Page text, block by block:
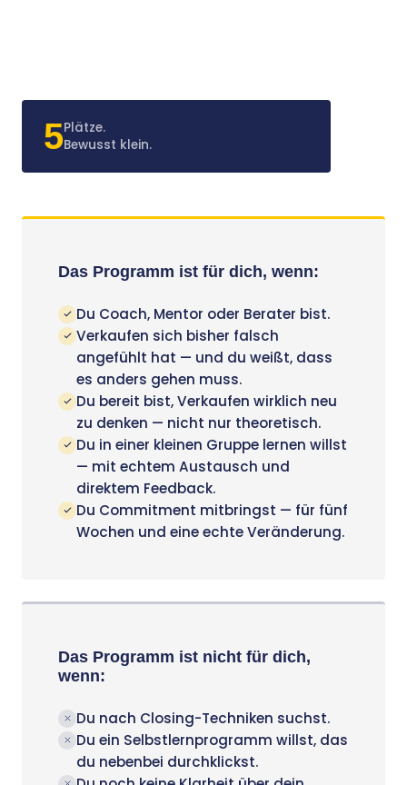
5Plätze.
Bewusst klein.
Das Programm ist für dich, wenn:
Du Coach, Mentor oder Berater bist.
Verkaufen sich bisher falsch
angefühlt hat — und du weißt, dass
es anders gehen muss.
Du bereit bist, Verkaufen wirklich neu
zu denken — nicht nur theoretisch.
Du in einer kleinen Gruppe lernen willst
— mit echtem Austausch und
direktem Feedback.
Du Commitment mitbringst — für fünf
Wochen und eine echte Veränderung.
Das Programm ist nicht für dich,
wenn:
Du nach Closing-Techniken suchst.
Du ein Selbstlernprogramm willst, das
du nebenbei durchklickst.